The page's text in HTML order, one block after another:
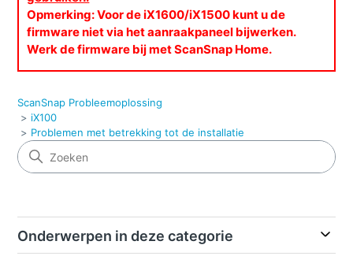
Opmerking: Voor de iX1600/iX1500 kunt u de
firmware niet via het aanraakpaneel bijwerken.
Werk de firmware bij met ScanSnap Home.
ScanSnap Probleemoplossing
iX100
Problemen met betrekking tot de installatie
Onderwerpen in deze categorie